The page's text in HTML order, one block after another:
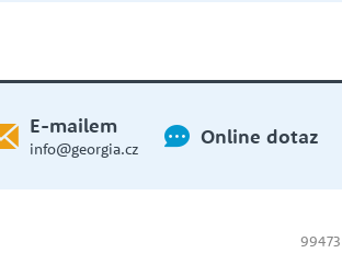
ČERPADLO S PONORNOU
ZUWA
E-mailem
info@georgia.cz
Online dotaz
99473